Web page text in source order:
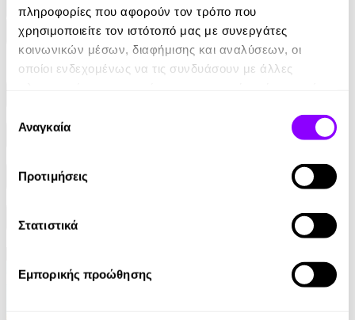
πληροφορίες που αφορούν τον τρόπο που
χρησιμοποιείτε τον ιστότοπό μας με συνεργάτες
κοινωνικών μέσων, διαφήμισης και αναλύσεων, οι
οποίοι ενδεχομένως να τις συνδυάσουν με άλλες
των υπηρεσιών τους.
συγκατάθεσης
Αναγκαία
Προτιμήσεις
Στατιστικά
Εμπορικής προώθησης
Διάβασε περισσότερα
Φίλτρα
Φίλτρα
Κατηγορίες
Εκδοτικοί οίκοι